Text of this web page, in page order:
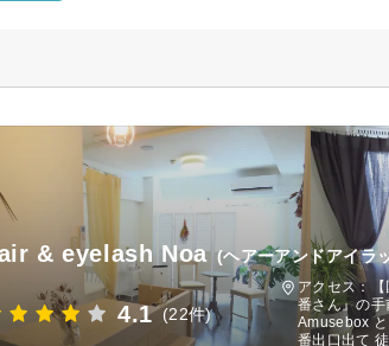
& eyelash Noa (ヘアーアンドアイラ
4.1 (22件)
アクセス：
番さん』の
Amusebox
番出口出て